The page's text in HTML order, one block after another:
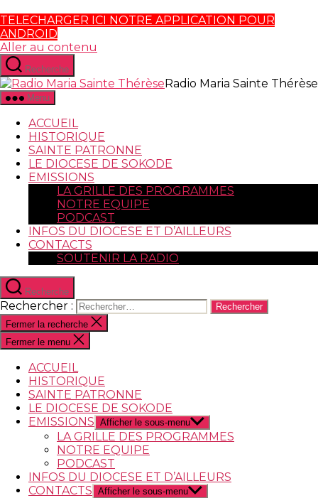
TELECHARGER ICI NOTRE APPLICATION POUR
ANDROID
Aller au contenu
Recherche
Radio Maria Sainte Thérèse
Menu
ACCUEIL
HISTORIQUE
SAINTE PATRONNE
LE DIOCESE DE SOKODE
EMISSIONS
LA GRILLE DES PROGRAMMES
NOTRE EQUIPE
PODCAST
INFOS DU DIOCESE ET D’AILLEURS
CONTACTS
SOUTENIR LA RADIO
Recherche
Rechercher :
Fermer la recherche
Fermer le menu
ACCUEIL
HISTORIQUE
SAINTE PATRONNE
LE DIOCESE DE SOKODE
EMISSIONS Afficher le sous-menu
LA GRILLE DES PROGRAMMES
NOTRE EQUIPE
PODCAST
INFOS DU DIOCESE ET D’AILLEURS
CONTACTS Afficher le sous-menu